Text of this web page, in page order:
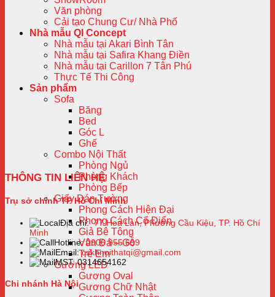
Văn phòng
Cải tạo Chung Cư/ Nhà Phố
Nhà mẫu QI Concept
Nhà mẫu tại Akari Bình Tân
Nhà mẫu tại Safira Khang Điền
Nhà mẫu tại Carillon 7 Tân Phú
Thực Tế Thi Công
Sản phẩm
Sofa
Băng
Bed
Góc L
Ghế
Combo Nội Thất
Phòng Ngủ
Phòng Khách
Phòng Bếp
Giấy Dán Tường
Phong Cách Hiện Đại
Phong Cách Cổ Điển
Giả Bê Tông
Vân Đá – Gỗ
Trẻ Em
Gương LED
Gương Oval
Gương Chữ Nhật
THÔNG TIN LIÊN HỆ
Trụ sở chính TP Hồ Chí Minh
Địa chỉ:77 Hoa Lan, Phường Cầu Kiệu, TP. Hồ Chí
Minh
Hotline:0906 955 699
Email:cskhnoithatqi@gmail.com
MST: 0314654162
Chi nhánh Hà Nội